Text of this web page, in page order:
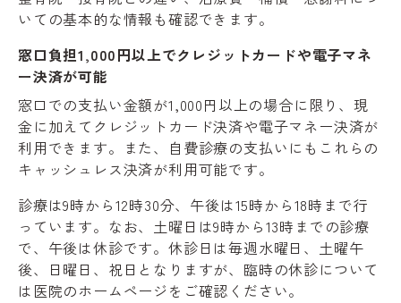
いての基本的な情報も確認できます。
窓口負担1,000円以上でクレジットカードや電子マネ
ー決済が可能
窓口での支払い金額が1,000円以上の場合に限り、現
金に加えてクレジットカード決済や電子マネー決済が
利用できます。また、自費診療の支払いにもこれらの
キャッシュレス決済が利用可能です。
診療は9時から12時30分、午後は15時から18時まで行
っています。なお、土曜日は9時から13時までの診療
で、午後は休診です。休診日は毎週水曜日、土曜午
後、日曜日、祝日となりますが、臨時の休診について
は医院のホームページをご確認ください。